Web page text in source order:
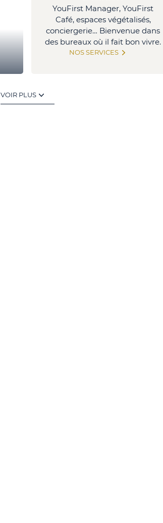
YouFirst Manager, YouFirst
Café, espaces végétalisés,
conciergerie… Bienvenue dans
des bureaux où il fait bon vivre.
NOS SERVICES
VOIR PLUS